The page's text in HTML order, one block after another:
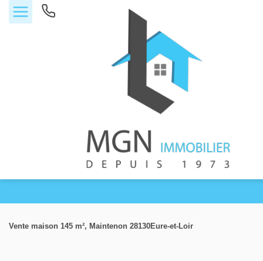
Vente maison 145 m², Maintenon 28130Eure-et-Loir